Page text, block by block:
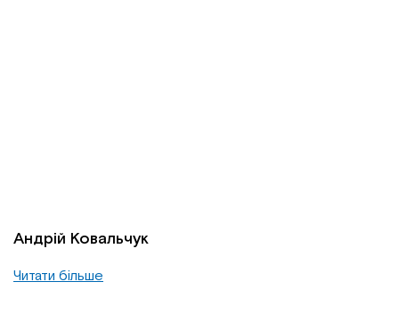
Андрій Ковальчук
Читати більше